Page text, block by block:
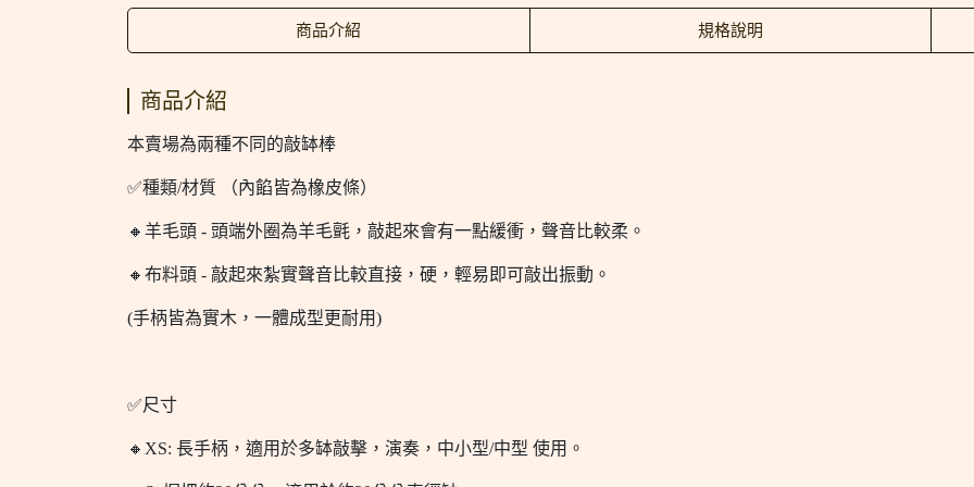
商品介紹 規格說明
商品介紹
本賣場為兩種不同的敲缽棒
✅種類/材質 （內餡皆為橡皮條）
🔸羊毛頭 - 頭端外圈為羊毛氈，敲起來會有一點緩衝，聲音比較柔。
🔸布料頭 - 敲起來紮實聲音比較直接，硬，輕易即可敲出振動。
(手柄皆為實木，一體成型更耐用)
✅尺寸
🔸XS: 長手柄，適用於多缽敲擊，演奏，中小型/中型 使用。